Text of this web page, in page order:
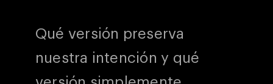
Qué versión preserva
nuestra intención y qué